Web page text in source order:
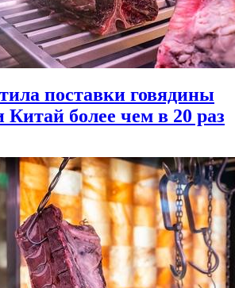
поставки говядины
Китай более чем в 20 раз